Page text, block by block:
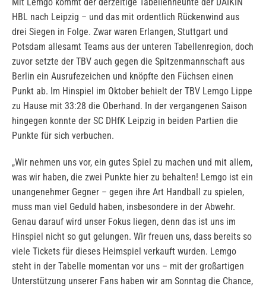
HBL nach Leipzig – und das mit ordentlich Rückenwind aus
drei Siegen in Folge. Zwar waren Erlangen, Stuttgart und
Potsdam allesamt Teams aus der unteren Tabellenregion, doch
zuvor setzte der TBV auch gegen die Spitzenmannschaft aus
Berlin ein Ausrufezeichen und knöpfte den Füchsen einen
Punkt ab. Im Hinspiel im Oktober behielt der TBV Lemgo Lippe
zu Hause mit 33:28 die Oberhand. In der vergangenen Saison
hingegen konnte der SC DHfK Leipzig in beiden Partien die
Punkte für sich verbuchen.
„Wir nehmen uns vor, ein gutes Spiel zu machen und mit allem,
was wir haben, die zwei Punkte hier zu behalten! Lemgo ist ein
unangenehmer Gegner – gegen ihre Art Handball zu spielen,
muss man viel Geduld haben, insbesondere in der Abwehr.
Genau darauf wird unser Fokus liegen, denn das ist uns im
Hinspiel nicht so gut gelungen. Wir freuen uns, dass bereits so
viele Tickets für dieses Heimspiel verkauft wurden. Lemgo
steht in der Tabelle momentan vor uns – mit der großartigen
Unterstützung unserer Fans haben wir am Sonntag die Chance,